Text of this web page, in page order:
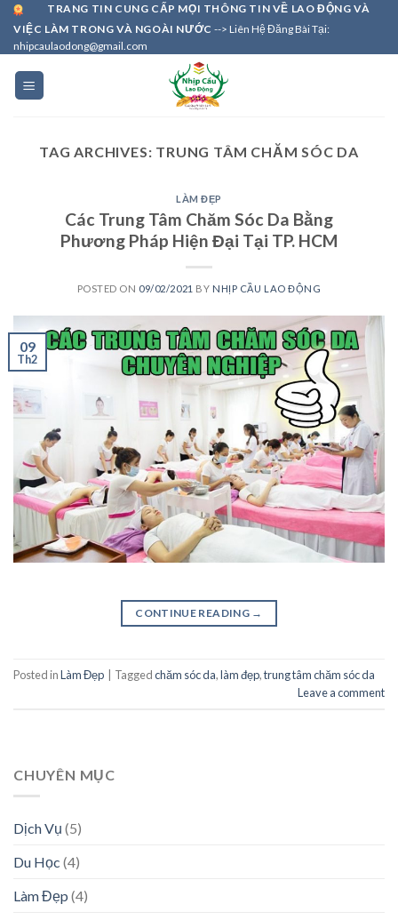
Skip
content
TRANG TIN CUNG CẤP MỌI THÔNG TIN VỀ LAO ĐỘNG VÀ
VIỆC LÀM TRONG VÀ NGOÀI NƯỚC --> Liên Hệ Đăng Bài Tại:
nhipcaulaodong@gmail.com
TAG ARCHIVES: TRUNG TÂM CHĂM SÓC DA
LÀM ĐẸP
Các Trung Tâm Chăm Sóc Da Bằng
Phương Pháp Hiện Đại Tại TP. HCM
POSTED ON 09/02/2021 BY NHỊP CẦU LAO ĐỘNG
09
Th2
CONTINUE READING →
Posted inLàm Đẹp Taggedchăm sóc da,làm đẹp,trung tâm chăm sóc da
Leave a comment
CHUYÊN MỤC
Dịch Vụ (5)
Du Học (4)
Làm Đẹp (4)